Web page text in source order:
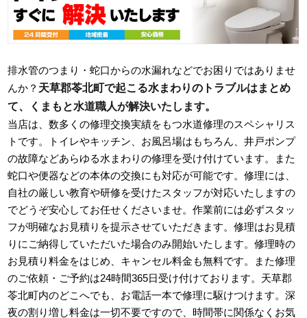
排水管のつまり・蛇口からの水漏れなどでお困りではありませ
んか？ 天草郡苓北町で起こる水まわりのトラブルはまとめ
て、くまもと水道職人が解決いたします。
当店は、数多くの修理交換実績をもつ水道修理のスペシャリス
トです。トイレやキッチン、お風呂場はもちろん、井戸ポンプ
の故障などあらゆる水まわりの修理を受け付けています。また
蛇口や便器などの本体の交換にも対応が可能です。修理には、
自社の厳しい教育や研修を受けたスタッフが対応いたしますの
でどうぞ安心してお任せくださいませ。作業前には必ずスタッ
フが明確なお見積りを提示させていただきます。修理はお見積
りにご納得していただいた場合のみ開始いたします。修理時の
お見積り料金をはじめ、キャンセル料金も無料です。また修理
のご依頼・ご予約は24時間365日受け付けております。天草郡
苓北町内のどこへでも、お電話一本で修理に駆けつけます。深
夜の割り増し料金は一切不要ですので、時間帯に関係なくお気